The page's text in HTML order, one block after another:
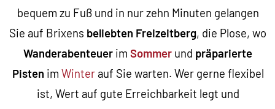
bequem zu Fuß und in nur zehn Minuten gelangen
Sie auf Brixens beliebten Freizeitberg, die Plose, wo
Wanderabenteuer im Sommer und präparierte
Pisten im Winter auf Sie warten. Wer gerne flexibel
ist, Wert auf gute Erreichbarkeit legt und